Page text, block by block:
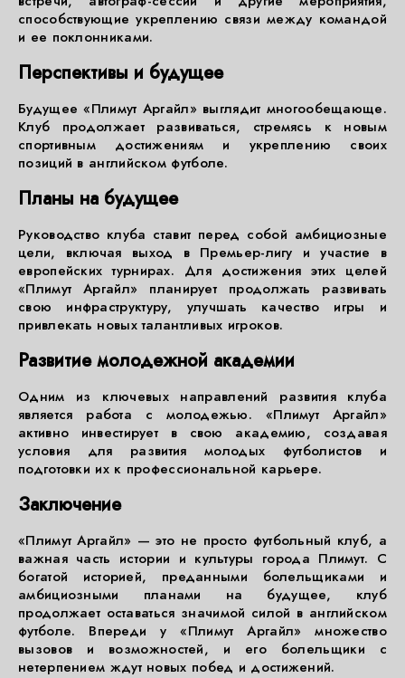
способствующие укреплению связи между командой
и ее поклонниками.
Перспективы и будущее
Будущее «Плимут Аргайл» выглядит многообещающе.
Клуб продолжает развиваться, стремясь к новым
спортивным достижениям и укреплению своих
позиций в английском футболе.
Планы на будущее
Руководство клуба ставит перед собой амбициозные
цели, включая выход в Премьер-лигу и участие в
европейских турнирах. Для достижения этих целей
«Плимут Аргайл» планирует продолжать развивать
свою инфраструктуру, улучшать качество игры и
привлекать новых талантливых игроков.
Развитие молодежной академии
Одним из ключевых направлений развития клуба
является работа с молодежью. «Плимут Аргайл»
активно инвестирует в свою академию, создавая
условия для развития молодых футболистов и
подготовки их к профессиональной карьере.
Заключение
«Плимут Аргайл» — это не просто футбольный клуб, а
важная часть истории и культуры города Плимут. С
богатой историей, преданными болельщиками и
амбициозными планами на будущее, клуб
продолжает оставаться значимой силой в английском
футболе. Впереди у «Плимут Аргайл» множество
вызовов и возможностей, и его болельщики с
нетерпением ждут новых побед и достижений.